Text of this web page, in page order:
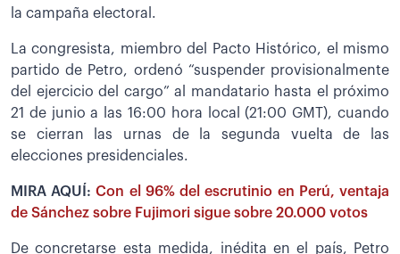
la campaña electoral.
La congresista, miembro del Pacto Histórico, el mismo
partido de Petro, ordenó “suspender provisionalmente
del ejercicio del cargo” al mandatario hasta el próximo
21 de junio a las 16:00 hora local (21:00 GMT), cuando
se cierran las urnas de la segunda vuelta de las
elecciones presidenciales.
MIRA AQUÍ:Con el 96% del escrutinio en Perú, ventaja
de Sánchez sobre Fujimori sigue sobre 20.000 votos
De concretarse esta medida, inédita en el país, Petro